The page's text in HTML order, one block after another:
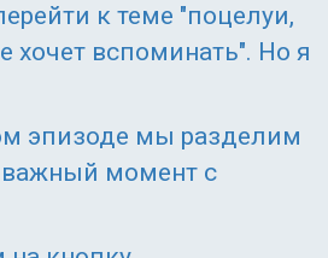
к теме "поцелуи,
хочет вспоминать". Но я
эпизоде мы разделим
момент с